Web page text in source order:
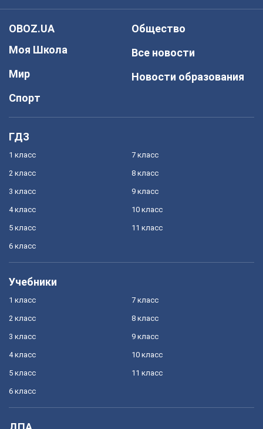
OBOZ.UA
Моя Школа
Мир
Спорт
Общество
Все новости
Новости образования
ГДЗ
1 класс
2 класс
3 класс
4 класс
5 класс
6 класс
7 класс
8 класс
9 класс
10 класс
11 класс
Учебники
1 класс
2 класс
3 класс
4 класс
5 класс
6 класс
7 класс
8 класс
9 класс
10 класс
11 класс